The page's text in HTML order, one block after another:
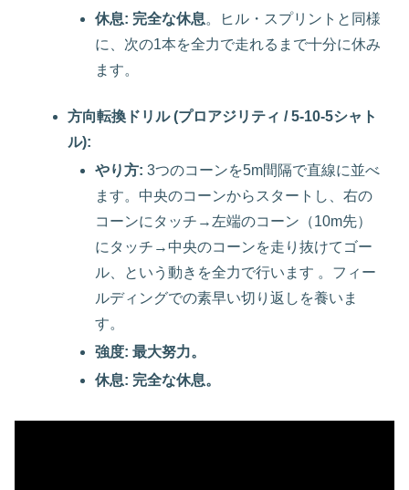
休息: 完全な休息。ヒル・スプリントと同様
に、次の1本を全力で走れるまで十分に休み
ます。
方向転換ドリル (プロアジリティ / 5-10-5シャト
ル):
やり方: 3つのコーンを5m間隔で直線に並べ
ます。中央のコーンからスタートし、右の
コーンにタッチ→左端のコーン（10m先）
にタッチ→中央のコーンを走り抜けてゴー
ル、という動きを全力で行います 。フィー
ルディングでの素早い切り返しを養いま
す。
強度: 最大努力。
休息: 完全な休息。